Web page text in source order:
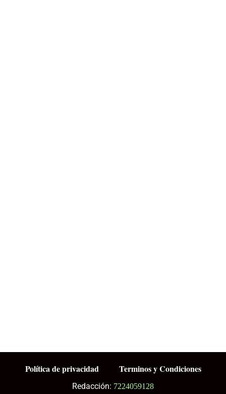
Política de privacidad Terminos y Condiciones
Redacción: 7224059128